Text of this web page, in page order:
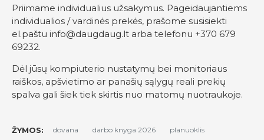
Priimame individualius užsakymus. Pageidaujantiems
individualios / vardinės prekės, prašome susisiekti
el.paštu info@daugdaug.lt arba telefonu +370 679
69232.
Dėl jūsų kompiuterio nustatymų bei monitoriaus
raiškos, apšvietimo ar panašių sąlygų reali prekių
spalva gali šiek tiek skirtis nuo matomų nuotraukoje.
ŽYMOS: dovana darbo knyga 2026
planuoklis